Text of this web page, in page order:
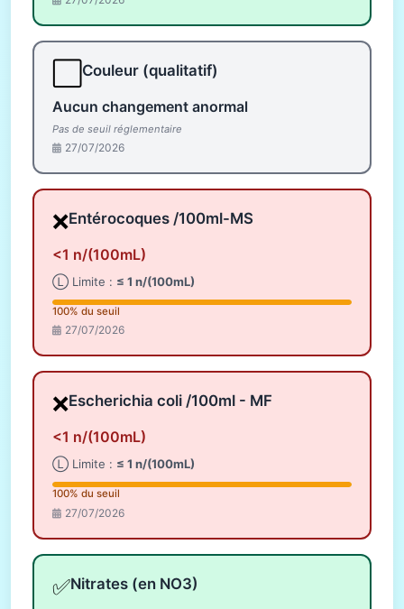
Couleur (qualitatif)
Aucun changement anormal
Pas de seuil réglementaire
27/07/2026
❌Entérocoques /100ml-MS
<1 n/(100mL)
Ⓛ Limite : ≤ 1 n/(100mL)
100% du seuil
27/07/2026
❌Escherichia coli /100ml - MF
<1 n/(100mL)
Ⓛ Limite : ≤ 1 n/(100mL)
100% du seuil
27/07/2026
✅Nitrates (en NO3)